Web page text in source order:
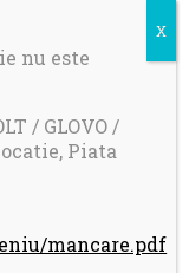
mai
21.30
nu este
/ GLOVO /
Piata
mancare.pdf